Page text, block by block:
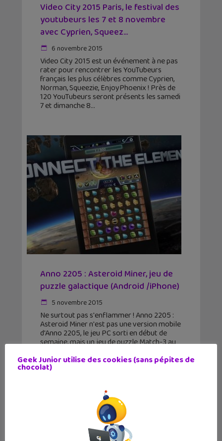
Video City 2015 Paris, le festival des
youtubeurs les 7 et 8 novembre
avec Cyprien, Squeez...
6 novembre 2015
Video City 2015 est un événement à ne pas
rater pour rencontrer les YouTubeurs
français les plus célèbres comme Cyprien,
Norman, Squeezie, EnjoyPhoenix ! Près de
120 YouTubeurs seront présents les samedi
7 et dimanche 8
Anno 2205 : Asteroid Miner, jeu de
puzzle galactique (Android /iPhone)
5 novembre 2015
Ne surtout pas s'enflammer ! Anno 2205 :
Asteroid Miner n'est pas une version mobile
d'Anno 2205, le jeu PC sorti en début de
semaine, mais un jeu de puzzle Match-3 au
Geek Junior utilise des cookies (sans pépites de
chocolat)